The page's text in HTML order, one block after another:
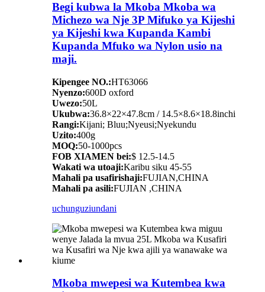
Begi kubwa la Mkoba Mkoba wa
Michezo wa Nje 3P Mifuko ya Kijeshi
ya Kijeshi kwa Kupanda Kambi
Kupanda Mfuko wa Nylon usio na
maji.
Kipengee NO.:HT63066
Nyenzo:600D oxford
Uwezo:50L
Ukubwa:36.8×22×47.8cm / 14.5×8.6×18.8inchi
Rangi:Kijani; Bluu;Nyeusi;Nyekundu
Uzito:400g
MOQ:50-1000pcs
FOB XIAMEN bei:$ 12.5-14.5
Wakati wa utoaji:Karibu siku 45-55
Mahali pa usafirishaji:FUJIAN,CHINA
Mahali pa asili:FUJIAN ,CHINA
uchunguziundani
Mkoba mwepesi wa Kutembea kwa